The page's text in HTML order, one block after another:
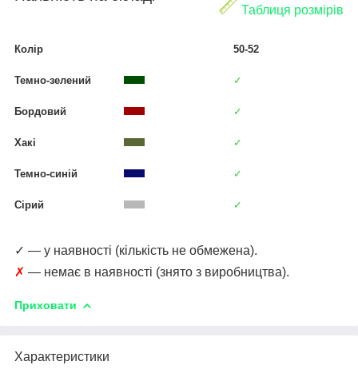
Таблиця розмірів
Колір 50-52
Темно-зелений ✓
Бордовий ✓
Хакі ✓
Темно-синій ✓
Сірий ✓
✓ — у наявності (кількість не обмежена).
✗ — немає в наявності (знято з виробництва).
Приховати
Характеристики